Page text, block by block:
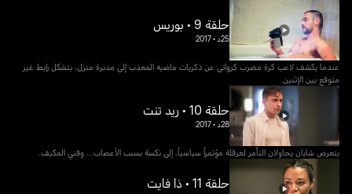
حلقة 9 • بوريس
25د •
2017
عندما يكشف لاعب كرة مضرب كرواتى عن ذكريات ماضيه المعذب إلى مدبرة منزل، يتشكل رابط غير
متوقع بين الإثنين.
حلقة 10 • ريد تنت
28د •
2017
يتعرض شابان يحاولان التآمر لعرقلة مؤتمراً سياسياً، إلى نكسة بسبب الأعصاب... وفني المكيف.
حلقة 11 • ذا فايت